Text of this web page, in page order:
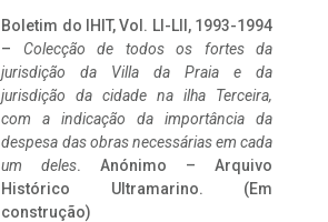
Boletim do IHIT, Vol. LI-LII, 1993-1994
– Colecção de todos os fortes da
jurisdição da Villa da Praia e da
jurisdição da cidade na ilha Terceira,
com a indicação da importância da
despesa das obras necessárias em cada
um deles. Anónimo – Arquivo
Histórico Ultramarino. (Em
construção)